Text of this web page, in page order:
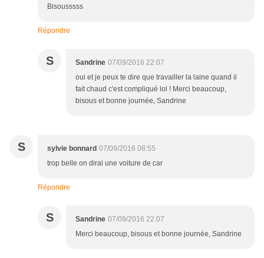
Bisousssss
Répondre
S Sandrine 07/09/2016 22:07
oui et je peux te dire que travailler la laine quand il
fait chaud c'est compliqué lol ! Merci beaucoup,
bisous et bonne journée, Sandrine
S sylvie bonnard 07/09/2016 08:55
trop belle on dirai une voiture de car
Répondre
S Sandrine 07/09/2016 22:07
Merci beaucoup, bisous et bonne journée, Sandrine